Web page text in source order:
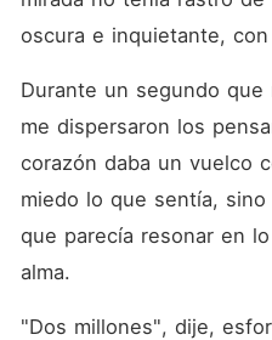
oscura e inquietante,
Durante un segundo
me dispersaron los
corazón daba un vuelco
miedo lo que sentía,
que parecía resonar en
alma.
"Dos millones", dije,